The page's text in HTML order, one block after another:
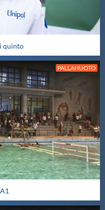
quinto
PALLANUOTO